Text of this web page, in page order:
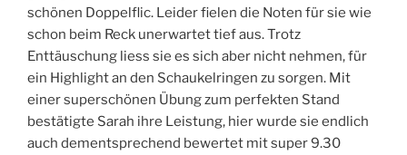
schönen Doppelflic. Leider fielen die Noten für sie wie
schon beim Reck unerwartet tief aus. Trotz
Enttäuschung liess sie es sich aber nicht nehmen, für
ein Highlight an den Schaukelringen zu sorgen. Mit
einer superschönen Übung zum perfekten Stand
bestätigte Sarah ihre Leistung, hier wurde sie endlich
auch dementsprechend bewertet mit super 9.30